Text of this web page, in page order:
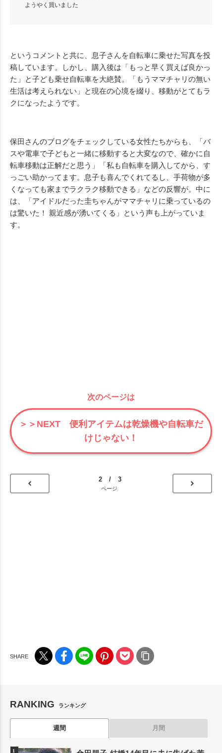
ようやく買いました
というコメントと共に、息子さんを自転車に乗せた写真を投
稿しています。しかし、購入後は「もっと早く買えば良かっ
た」と子ども乗せ自転車を大絶賛。「もうママチャリの無い
生活は考えられない」と現在の心境を綴り、移動がとてもラ
クになったようです。
保田さんのブログをチェックしている女性たちからも、「バ
スや電車で子どもと一緒に移動すると大変なので、確かに自
転車移動は正解だと思う」「私も自転車を購入してから、す
っごい助かってます。息子も喜んでくれてるし、手荷物が多
くなっても家までラクラク移動できる」などの反響が。中に
は、「アイドルだった圭ちゃんがママチャリに乗っているの
は驚いた！ 親近感が湧いてくる」という声も上がっていま
す。
次のページは
＞＞NEXT 便利アイテムは乾燥機や自転車だ
けじゃない！
2 / 3
ページ
RANKING ランキング
週間 月間